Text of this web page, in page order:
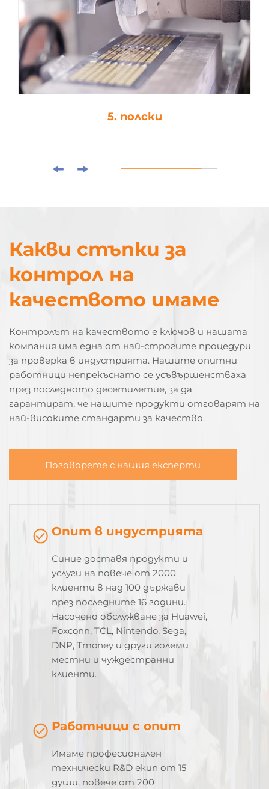
5. полски
Какви стъпки за
контрол на
качеството имаме
Контролът на качеството е ключов и нашата
компания има една от най-строгите процедури
за проверка в индустрията. Нашите опитни
работници непрекъснато се усъвършенстваха
през последното десетилетие, за да
гарантират, че нашите продукти отговарят на
най-високите стандарти за качество.
Поговорете с нашия експерти
Опит в индустрията
Синие доставя продукти и
услуги на повече от 2000
клиенти в над 100 държави
през последните 16 години.
Насочено обслужване за Huawei,
Foxconn, TCL, Nintendo, Sega,
DNP, Tmoney и други големи
местни и чуждестранни
клиенти.
Работници с опит
Имаме професионален
технически R&D екип от 15
души, повече от 200